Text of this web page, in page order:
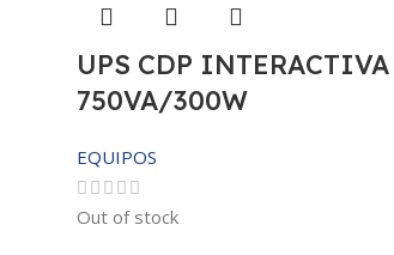
UPS CDP INTERACTIVA
750VA/300W
EQUIPOS
Out of stock